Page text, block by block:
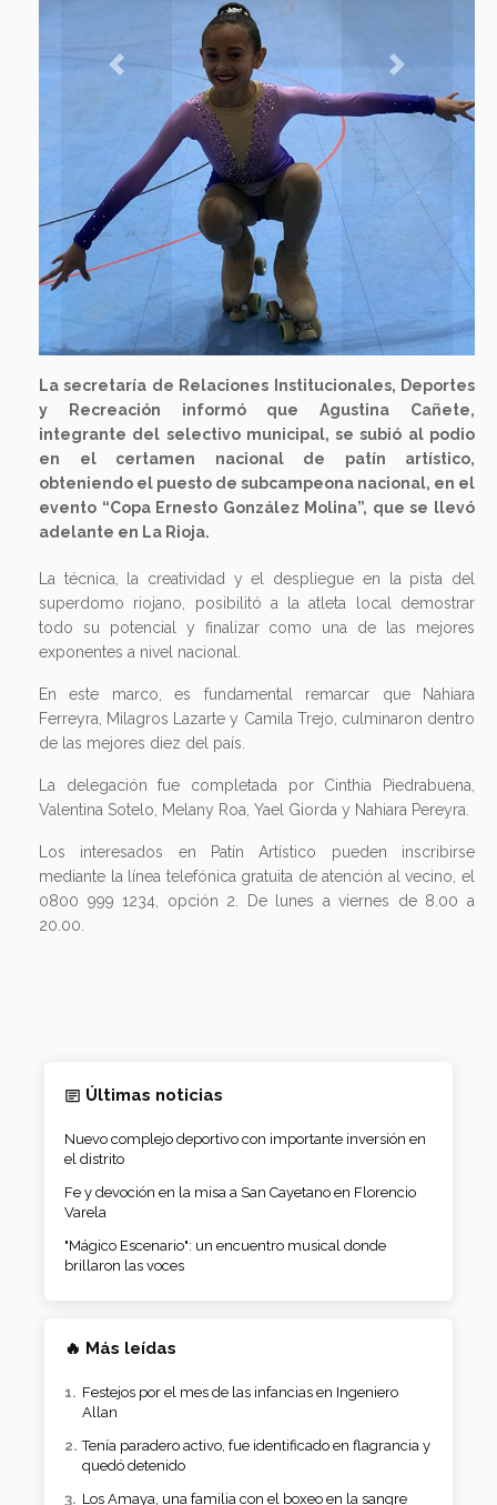
Previous Next
La secretaría de Relaciones Institucionales, Deportes
y Recreación informó que Agustina Cañete,
integrante del selectivo municipal, se subió al podio
en el certamen nacional de patín artístico,
obteniendo el puesto de subcampeona nacional, en el
evento “Copa Ernesto González Molina”, que se llevó
adelante en La Rioja.
La técnica, la creatividad y el despliegue en la pista del
superdomo riojano, posibilitó a la atleta local demostrar
todo su potencial y finalizar como una de las mejores
exponentes a nivel nacional.
En este marco, es fundamental remarcar que Nahiara
Ferreyra, Milagros Lazarte y Camila Trejo, culminaron dentro
de las mejores diez del país.
La delegación fue completada por Cinthia Piedrabuena,
Valentina Sotelo, Melany Roa, Yael Giorda y Nahiara Pereyra.
Los interesados en Patín Artístico pueden inscribirse
mediante la línea telefónica gratuita de atención al vecino, el
0800 999 1234, opción 2. De lunes a viernes de 8.00 a
20.00.
Últimas noticias
Nuevo complejo deportivo con importante inversión en
el distrito
Fe y devoción en la misa a San Cayetano en Florencio
Varela
"Mágico Escenario": un encuentro musical donde
brillaron las voces
🔥 Más leídas
Festejos por el mes de las infancias en Ingeniero
Allan
Tenía paradero activo, fue identificado en flagrancia y
quedó detenido
Los Amaya, una familia con el boxeo en la sangre